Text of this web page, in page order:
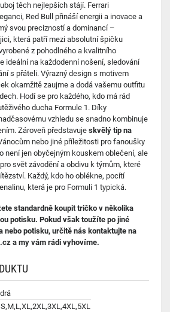
těch nejlepších stájí. Ferrari
Red Bull přináší energii a inovace a
svou precizností a dominancí –
která patří mezi absolutní špičku
z pohodlného a kvalitního
ideální na každodenní nošení, sledování
s přáteli. Výrazný design s motivem
okamžitě zaujme a dodá vašemu outfitu
Hodí se pro každého, kdo má rád
ducha Formule 1. Díky
vzhledu se snadno kombinuje
Zároveň představuje skvělý tip na
nebo jiné příležitosti pro fanoušky
není jen obyčejným kouskem oblečení, ale
svět závodění a obdivu k týmům, které
Každý, kdo ho oblékne, pocítí
která je pro Formuli 1 typická.
standardně koupit tričko v několika
potisku. Pokud však toužíte po jiné
nebo potisku, určitě nás kontaktujte na
a my vám rádi vyhovíme.